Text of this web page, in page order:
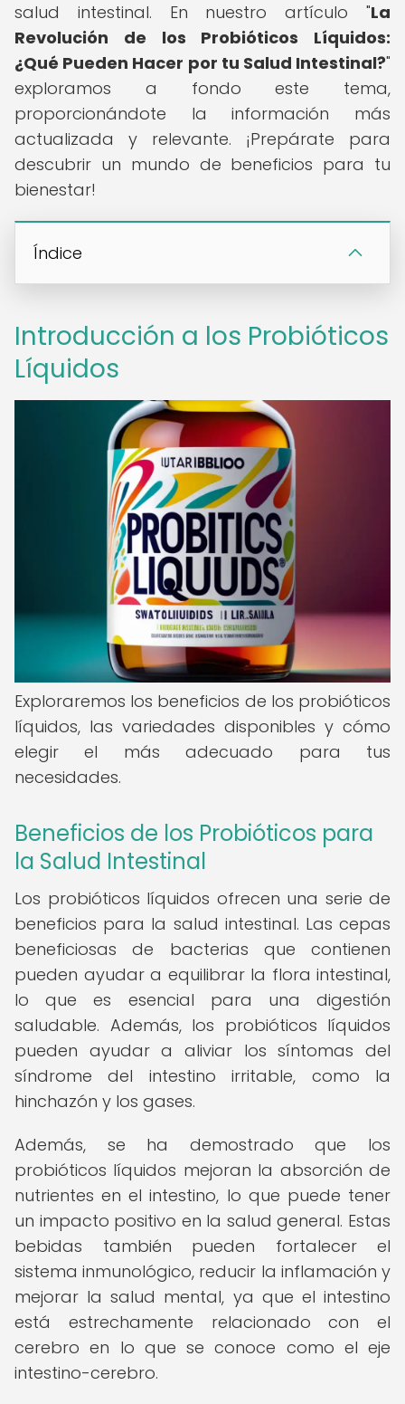
salud intestinal. En nuestro artículo "La
Revolución de los Probióticos Líquidos:
¿Qué Pueden Hacer por tu Salud Intestinal?"
exploramos a fondo este tema,
proporcionándote la información más
actualizada y relevante. ¡Prepárate para
descubrir un mundo de beneficios para tu
bienestar!
Índice
Introducción a los Probióticos
Líquidos
Exploraremos los beneficios de los probióticos
líquidos, las variedades disponibles y cómo
elegir el más adecuado para tus
necesidades.
Beneficios de los Probióticos para
la Salud Intestinal
Los probióticos líquidos ofrecen una serie de
beneficios para la salud intestinal. Las cepas
beneficiosas de bacterias que contienen
pueden ayudar a equilibrar la flora intestinal,
lo que es esencial para una digestión
saludable. Además, los probióticos líquidos
pueden ayudar a aliviar los síntomas del
síndrome del intestino irritable, como la
hinchazón y los gases.
Además, se ha demostrado que los
probióticos líquidos mejoran la absorción de
nutrientes en el intestino, lo que puede tener
un impacto positivo en la salud general. Estas
bebidas también pueden fortalecer el
sistema inmunológico, reducir la inflamación y
mejorar la salud mental, ya que el intestino
está estrechamente relacionado con el
cerebro en lo que se conoce como el eje
intestino-cerebro.